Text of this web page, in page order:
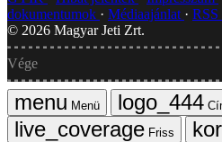
dokumentumok
Médiaajánlat RSS
© 2026 Magyar Jeti Zrt.
Vége
Menü
Friss